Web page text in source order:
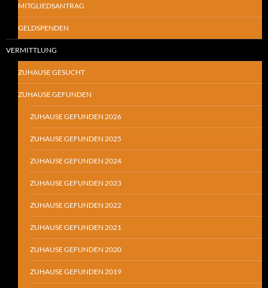
MITGLIEDSANTRAG
GELDSPENDEN
VERMITTLUNG
ZUHAUSE GESUCHT
ZUHAUSE GEFUNDEN
ZUHAUSE GEFUNDEN 2026
ZUHAUSE GEFUNDEN 2025
ZUHAUSE GEFUNDEN 2024
ZUHAUSE GEFUNDEN 2023
ZUHAUSE GEFUNDEN 2022
ZUHAUSE GEFUNDEN 2021
ZUHAUSE GEFUNDEN 2020
ZUHAUSE GEFUNDEN 2019